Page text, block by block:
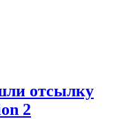
отсылку
2